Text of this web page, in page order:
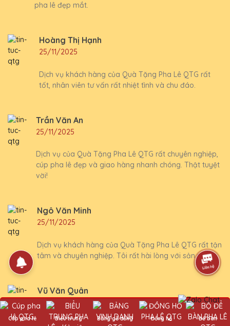
pha lê đẹp mắt.
Hoàng Thị Hạnh
25/11/2025
Dịch vụ khách hàng của Quà Tặng Pha Lê QTG rất
tốt, nhân viên tư vấn rất nhiệt tình và chu đáo.
Trần Văn An
25/11/2025
Dịch vụ của Quà Tặng Pha Lê QTG rất chuyên nghiệp,
cúp pha lê đẹp và giao hàng nhanh chóng. Thật tuyệt
vời!
Ngô Văn Minh
25/11/2025
Dịch vụ khách hàng của Quà Tặng Pha Lê QTG rất tận
tâm và chuyên nghiệp. Tôi rất hài lòng với sản phẩm.
Vũ Văn Quân
25/11/2025
Cúp pha lê Biểu trưng Bảng gỗ đồng Đồng hồ Để bàn